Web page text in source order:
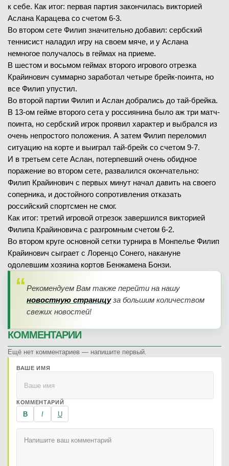
к себе. Как итог: первая партия закончилась викторией
Аслана Карацева со счетом 6-3.
Во втором сете Филип значительно добавил: сербский
теннисист наладил игру на своем мяче, и у Аслана
немногое получалось в геймах на приеме.
В шестом и восьмом геймах второго игрового отрезка
Крайинович суммарно заработал четыре брейк-поинта, но
все Филип упустил.
Во второй партии Филип и Аслан добрались до тай-брейка.
В 13-ом гейме второго сета у россиянина было аж три матч-
поинта, но сербский игрок проявил характер и выбрался из
очень непростого положения. А затем Филип переломил
ситуацию на корте и выиграл тай-брейк со счетом 9-7.
И в третьем сете Аслан, потерпевший очень обидное
поражение во втором сете, развалился окончательно:
Филип Крайинович с первых минут начал давить на своего
соперника, и достойного сопротивления отказать
российский спортсмен не смог.
Как итог: третий игровой отрезок завершился викторией
Филипа Крайиновича с разгромным счетом 6-2.
Во втором круге основной сетки турнира в Монпелье Филип
Крайинович сыграет с Лоренцо Сонего, накануне
одолевшим хозяина кортов Бенжамена Бонзи.
Рекомендуем Вам также перейти на нашу
новостную страницуза большим количеством
свежих новостей!
КОММЕНТАРИИ
Ещё нет комментариев — напишите первый.
ВАШЕ ИМЯ
КОММЕНТАРИЙ
B I U